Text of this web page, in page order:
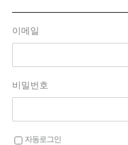
이메일
비밀번호
자동로그인